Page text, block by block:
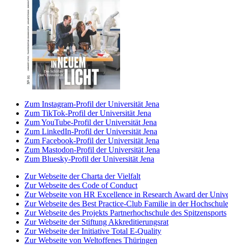
Zum Instagram-Profil der Universität Jena
Zum TikTok-Profil der Universität Jena
Zum YouTube-Profil der Universität Jena
Zum LinkedIn-Profil der Universität Jena
Zum Facebook-Profil der Universität Jena
Zum Mastodon-Profil der Universität Jena
Zum Bluesky-Profil der Universität Jena
Zur Webseite der Charta der Vielfalt
Zur Webseite des Code of Conduct
Zur Webseite von HR Excellence in Research Award der
Zur Webseite des Best Practice-Club Familie in der Hochschule
Zur Webseite des Projekts Partnerhochschule des Spitzensports
Zur Webseite der Stiftung Akkreditierungsrat
Zur Webseite der Initiative Total E-Quality
Zur Webseite von Weltoffenes Thüringen